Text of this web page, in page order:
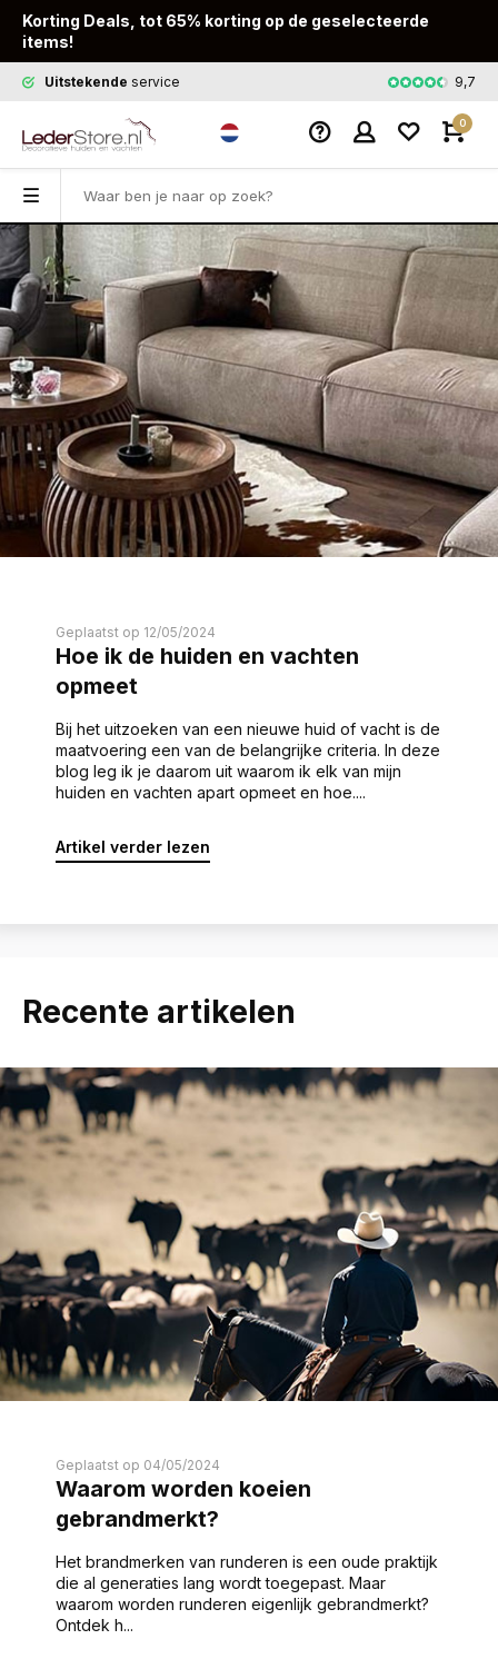
Korting Deals, tot 65% korting op de geselecteerde
items!
Uitstekende service Snelle9,7
0
Geplaatst op 12/05/2024
Hoe ik de huiden en vachten
opmeet
Bij het uitzoeken van een nieuwe huid of vacht is de
maatvoering een van de belangrijke criteria. In deze
blog leg ik je daarom uit waarom ik elk van mijn
huiden en vachten apart opmeet en hoe....
Artikel verder lezen
Recente artikelen
Geplaatst op 04/05/2024
Waarom worden koeien
gebrandmerkt?
Het brandmerken van runderen is een oude praktijk
die al generaties lang wordt toegepast. Maar
waarom worden runderen eigenlijk gebrandmerkt?
Ontdek h...